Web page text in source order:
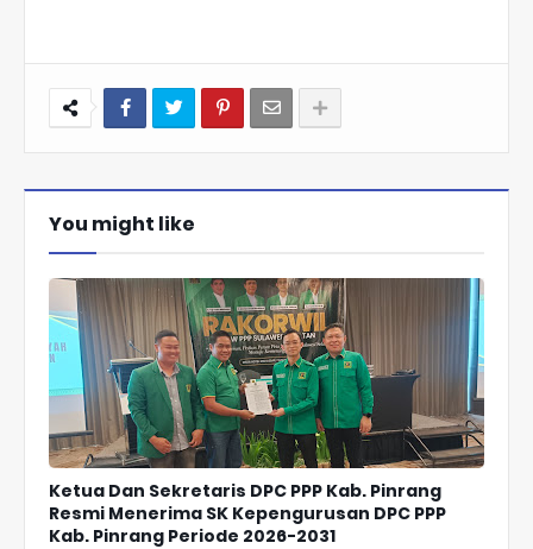
You might like
Ketua Dan Sekretaris DPC PPP Kab. Pinrang
Resmi Menerima SK Kepengurusan DPC PPP
Kab. Pinrang Periode 2026-2031